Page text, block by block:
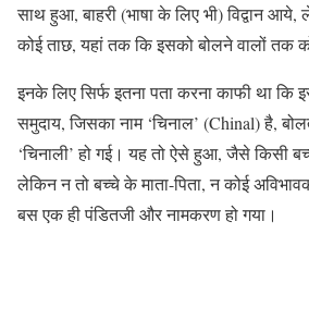
साथ हुआ, बाहरी (भाषा के लिए भी) विद्वान
कोई ताछ, यहां तक कि इसको बोलने वालों तक
इनके लिए सिर्फ इतना पता करना काफी था कि
समुदाय, जिसका नाम ‘चिनाल’ (Chinal) है,
‘चिनाली’ हो गई। यह तो ऐसे हुआ, जैसे किसी
लेकिन न तो बच्चे के माता-पिता, न कोई
बस एक ही पंडितजी और नामकरण हो गया।